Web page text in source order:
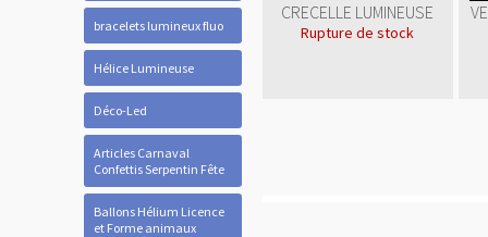
bracelets lumineux fluo
Hélice Lumineuse
Déco-Led
Articles Carnaval
Confettis Serpentin Fête
Ballons Hélium Licence
et Forme animaux
CRECELLE LUMINEUSE
Rupture de stock